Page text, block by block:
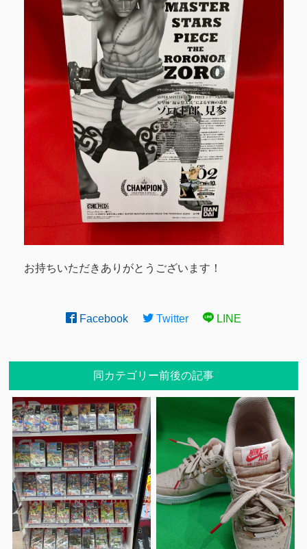
お持ちいただきありがとうございます！
Facebook Twitter LINE
同カテゴリー前後の記事